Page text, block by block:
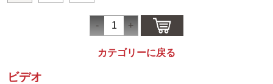
カテゴリーに戻る
ビデオ